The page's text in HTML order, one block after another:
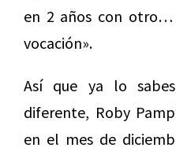
en 2 años con
vocación».
Así que ya lo
diferente, Roby
en el mes de